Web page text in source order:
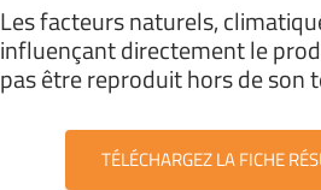
Les facteurs naturels,
influençant directement le
pas être reproduit hors de son
TÉLÉCHARGEZ LA FICHE